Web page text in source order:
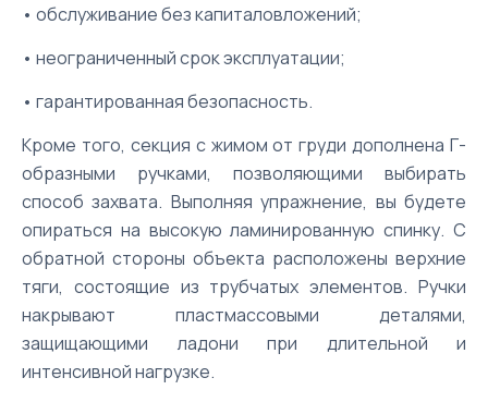
• обслуживание без капиталовложений;
• неограниченный срок эксплуатации;
• гарантированная безопасность.
Кроме того, секция с жимом от груди дополнена Г-
образными ручками, позволяющими выбирать
способ захвата. Выполняя упражнение, вы будете
опираться на высокую ламинированную спинку. С
обратной стороны объекта расположены верхние
тяги, состоящие из трубчатых элементов. Ручки
накрывают пластмассовыми деталями,
защищающими ладони при длительной и
интенсивной нагрузке.